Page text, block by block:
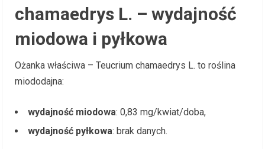
chamaedrys L. – wydajność
miodowa i pyłkowa
Ożanka właściwa – Teucrium chamaedrys L. to roślina
miododajna:
wydajność miodowa: 0,83 mg/kwiat/doba,
wydajność pyłkowa: brak danych.